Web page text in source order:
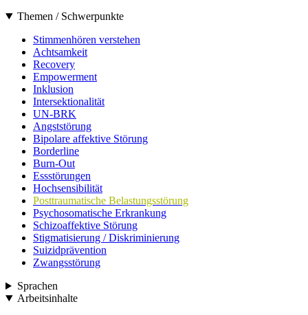
Themen / Schwerpunkte
Stimmenhören verstehen
Achtsamkeit
Recovery
Empowerment
Inklusion
Intersektionalität
UN-BRK
Angststörung
Bipolare affektive Störung
Borderline
Burn-Out
Essstörungen
Hochsensibilität
Posttraumatische Belastungsstörung
Psychosomatische Erkrankung
Schizoaffektive Störung
Stigmatisierung / Diskriminierung
Suizidprävention
Zwangsstörung
Sprachen
Arbeitsinhalte